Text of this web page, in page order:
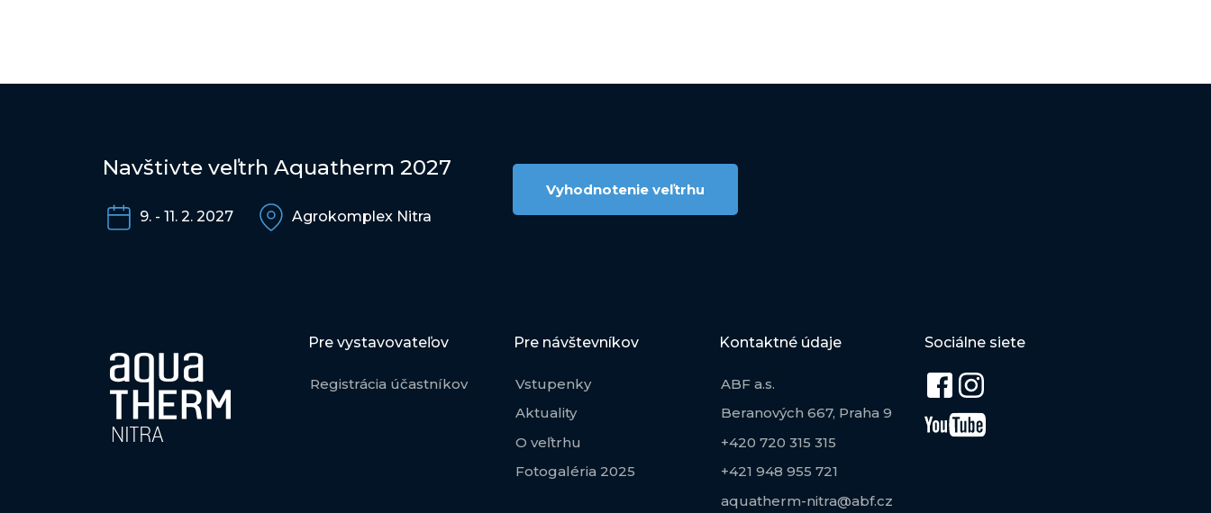
Navštivte veľtrh Aquatherm 2027
9. - 11. 2. 2027 Agrokomplex Nitra
Vyhodnotenie veľtrhu
Pre vystavovateľov
Registrácia účastníkov
Pre návštevníkov
Vstupenky
Aktuality
O veľtrhu
Fotogaléria 2025
Kontaktné údaje
ABF a.s.
Beranových 667, Praha 9
+420 720 315 315
+421 948 955 721
aquatherm-nitra@abf.cz
Sociálne siete